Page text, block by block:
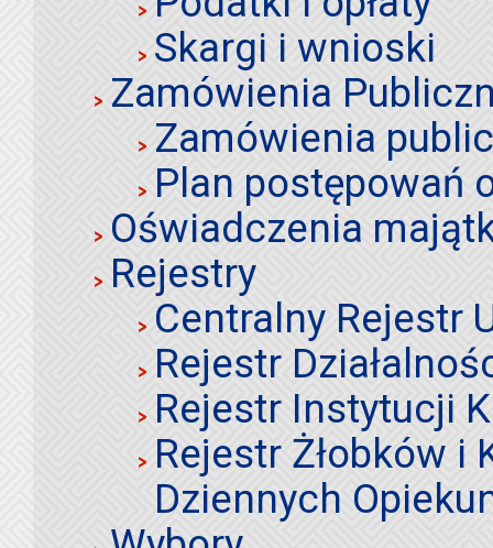
Skargi i wnioski
Zamówienia
Zamówienia
Plan postępowań
Oświadczenia
Rejestry
Centralny Rejestr
Rejestr
Rejestr Instytucji
Rejestr Żłobków i
Dziennych